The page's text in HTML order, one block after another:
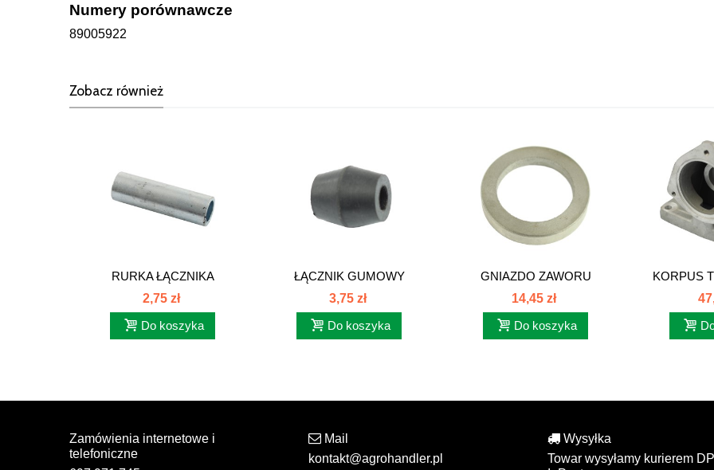
Numery porównawcze
89005922
Zobacz również
RURKA ŁĄCZNIKA
GUMOWEGO C-385...
2,75 zł
Do koszyka
ŁĄCZNIK GUMOWY
TERMOSTATU C-385...
3,75 zł
Do koszyka
GNIAZDO ZAWORU
WYDECHOWEGO C-385...
14,45 zł
Do koszyka
KORPUS
Zamówienia internetowe i
telefoniczne
Mail
kontakt@agrohandler.pl
Wysyłka
Towar wysyłamy kurierem